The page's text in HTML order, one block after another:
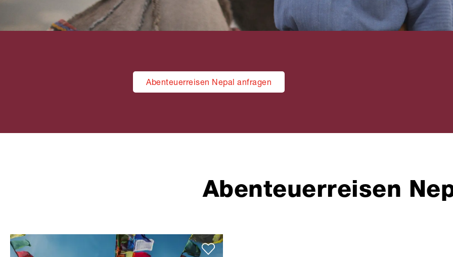
Abenteuerreisen Nepal anfragen
Abenteuerreisen